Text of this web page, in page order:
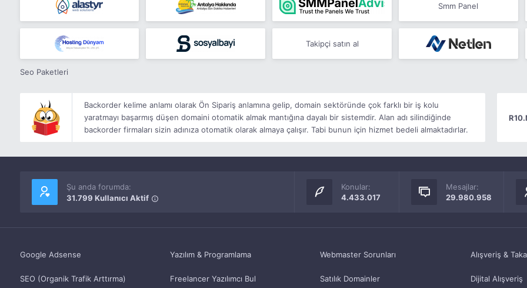
Smm Panel
Takipçi satın al
Seo Paketleri
Backorder kelime anlamı olarak Ön Sipariş anlamına gelip, domain sektöründe çok farklı bir iş kolu
yaratmayı başarmış düşen domaini otomatik almak mantığına dayalı bir sistemdir. Alan adı silindiğinde
backorder firmaları sizin adınıza otomatik olarak almaya çalışır. Tabi bunun için hizmet bedeli almaktadırlar.
Şu anda forumda:
31.799 Kullanıcı Aktif
Konular:
4.433.017
Mesajlar:
29.980.958
Google Adsense
SEO (Organik Trafik Arttırma)
Yazılım & Programlama
Freelancer Yazılımcı Bul
Webmaster Sorunları
Satılık Domainler
Alışveriş &
Dijital Alışveriş